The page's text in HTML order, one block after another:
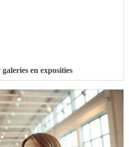
en exposities